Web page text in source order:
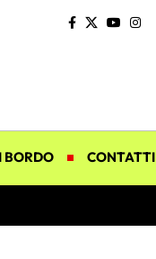
BORDO CONTATTI